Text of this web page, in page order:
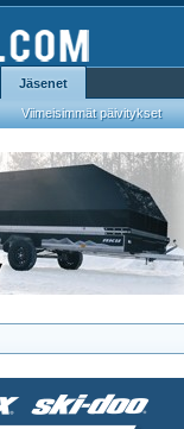
Jäsenet
Viimeisimmät päivitykset